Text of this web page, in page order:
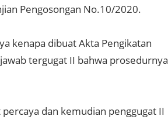
Pengosongan No.10/2020.
kenapa dibuat Akta Pengikatan
tergugat II bahwa prosedurnya
dan kemudian penggugat II